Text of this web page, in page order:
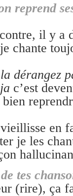
reprend
il y a
chante
dérangez
c’est
bien
vieillisse en
je les
tes
(rire), ça